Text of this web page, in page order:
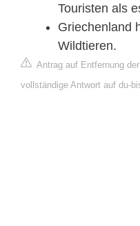
Touristen als
Griechenland
Wildtieren.
Antrag auf Entfernung
vollständige Antwort auf du-